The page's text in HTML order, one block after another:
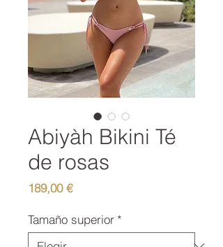
Abiyàh Bikini Té
de rosas
189,00 €Precio
Tamaño superior *